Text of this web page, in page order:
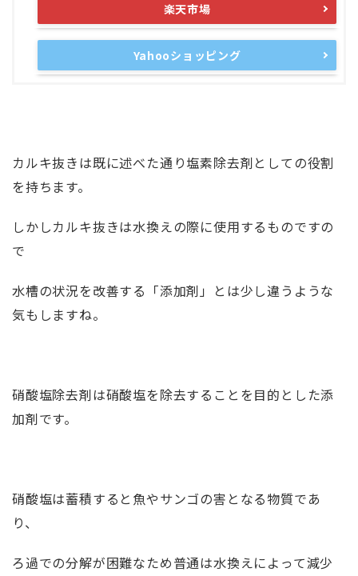
楽天市場
Yahooショッピング
カルキ抜きは既に述べた通り塩素除去剤としての役割
を持ちます。
しかしカルキ抜きは水換えの際に使用するものですの
で
水槽の状況を改善する「添加剤」とは少し違うような
気もしますね。
硝酸塩除去剤は硝酸塩を除去することを目的とした添
加剤です。
硝酸塩は蓄積すると魚やサンゴの害となる物質であ
り、
ろ過での分解が困難なため普通は水換えによって減少